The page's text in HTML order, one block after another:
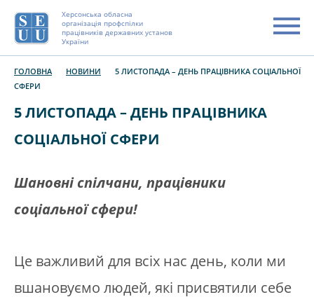
Херсонська обласна
організація профспілки
працівників державних установ
України
ГОЛОВНА НОВИНИ
5 ЛИСТОПАДА – ДЕНЬ ПРАЦІВНИКА СОЦІАЛЬНОЇ
СФЕРИ
5 ЛИСТОПАДА – ДЕНЬ ПРАЦІВНИКА
СОЦІАЛЬНОЇ СФЕРИ
Шановні спілчани, працівники
соціальної сфери!
Це важливий для всіх нас день, коли ми
вшановуємо людей, які присвятили себе